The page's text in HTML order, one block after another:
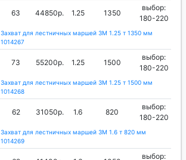
63 44850р. 1.25 1350
выбор:
180-220
Захват для лестничных маршей ЗМ 1.25 т 1350 мм
1014267
73 55200р. 1.25 1500
выбор:
180-220
Захват для лестничных маршей ЗМ 1.25 т 1500 мм
1014268
62 31050р. 1.6 820
выбор:
180-220
Захват для лестничных маршей ЗМ 1.6 т 820 мм
1014269
выбор: